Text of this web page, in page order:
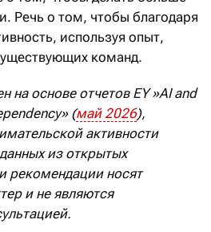
Речь о том, чтобы благодаря
используя опыт,
команд.
на основе отчетов EY»AI and
» (май 2026),
активности
из открытых
рекомендации носят
и не являются